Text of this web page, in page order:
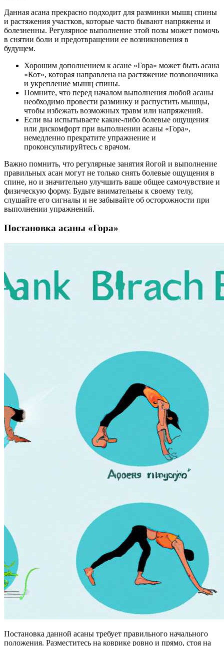
Данная асана прекрасно подходит для разминки мышц спины
и растяжения участков, которые часто бывают напряжены и
болезненны. Регулярное выполнение этой позы может помочь
в снятии боли и предотвращении ее возникновения в
будущем.
Хорошим дополнением к асане «Гора» может быть асана
«Кот», которая направлена на растяжение позвоночника
и укрепление мышц спины.
Помните, что перед началом выполнения любой асаны
необходимо провести разминку и распустить мышцы,
чтобы избежать возможных травм или напряжений.
Если вы испытываете какие-либо болевые ощущения
или дискомфорт при выполнении асаны «Гора»,
немедленно прекратите упражнение и
проконсультируйтесь с врачом.
Важно помнить, что регулярные занятия йогой и выполнение
правильных асан могут не только снять болевые ощущения в
спине, но и значительно улучшить ваше общее самочувствие и
физическую форму. Будьте внимательны к своему телу,
слушайте его сигналы и не забывайте об осторожности при
выполнении упражнений.
Постановка асаны «Гора»
Постановка данной асаны требует правильного начального
положения. Разместитесь на коврике ровно и прямо, стоя на